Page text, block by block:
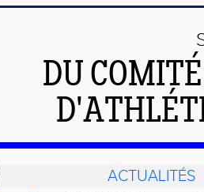
DU
ACTUALITÉS